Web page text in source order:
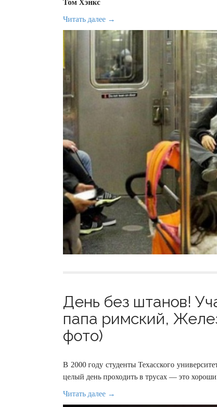
Том Хэнкс
Читать далее →
День без штанов!
папа римский,
фото)
В 2000 году студенты Техасского
целый день проходить в трусах — это
Читать далее →